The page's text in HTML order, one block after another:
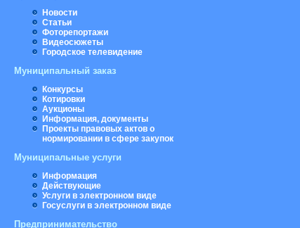
Новости
Статьи
Фоторепортажи
Видеосюжеты
Городское телевидение
Муниципальный заказ
Конкурсы
Котировки
Аукционы
Информация, документы
Проекты правовых актов о
нормировании в сфере закупок
Муниципальные услуги
Информация
Действующие
Услуги в электронном виде
Госуслуги в электронном виде
Предпринимательство